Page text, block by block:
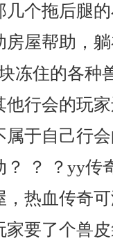
个拖后腿
屋帮助，躺
冻住的各种
行会的玩
于自己行
？ ？yy传
热血传奇
要了个兽